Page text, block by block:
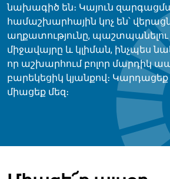
նախագիծ են։ Կայուն
համաշխարհային կոչ են՝
աղքատությունը,
միջավայրը և կլիման, ինչպես
որ աշխարհում բոլոր մարդիկ
բարեկեցիկ կյանքով։ Կարդացեք
միացեք մեզ։